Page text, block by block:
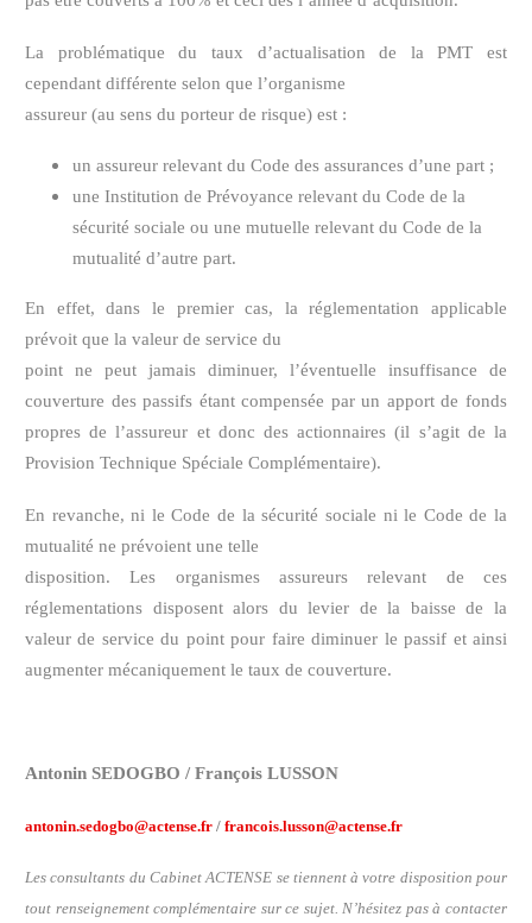
La problématique du taux d’actualisation de la PMT est
cependant différente selon que l’organisme
assureur (au sens du porteur de risque) est :
un assureur relevant du Code des assurances d’une part ;
une Institution de Prévoyance relevant du Code de la
sécurité sociale ou une mutuelle relevant du Code de la
mutualité d’autre part.
En effet, dans le premier cas, la réglementation applicable
prévoit que la valeur de service du
point ne peut jamais diminuer, l’éventuelle insuffisance de
couverture des passifs étant compensée par un apport de fonds
propres de l’assureur et donc des actionnaires (il s’agit de la
Provision Technique Spéciale Complémentaire).
En revanche, ni le Code de la sécurité sociale ni le Code de la
mutualité ne prévoient une telle
disposition. Les organismes assureurs relevant de ces
réglementations disposent alors du levier de la baisse de la
valeur de service du point pour faire diminuer le passif et ainsi
augmenter mécaniquement le taux de couverture.
Antonin SEDOGBO / François LUSSON
antonin.sedogbo@actense.fr / francois.lusson@actense.fr
Les consultants du Cabinet ACTENSE se tiennent à votre disposition pour
tout renseignement complémentaire sur ce sujet. N’hésitez pas à contacter